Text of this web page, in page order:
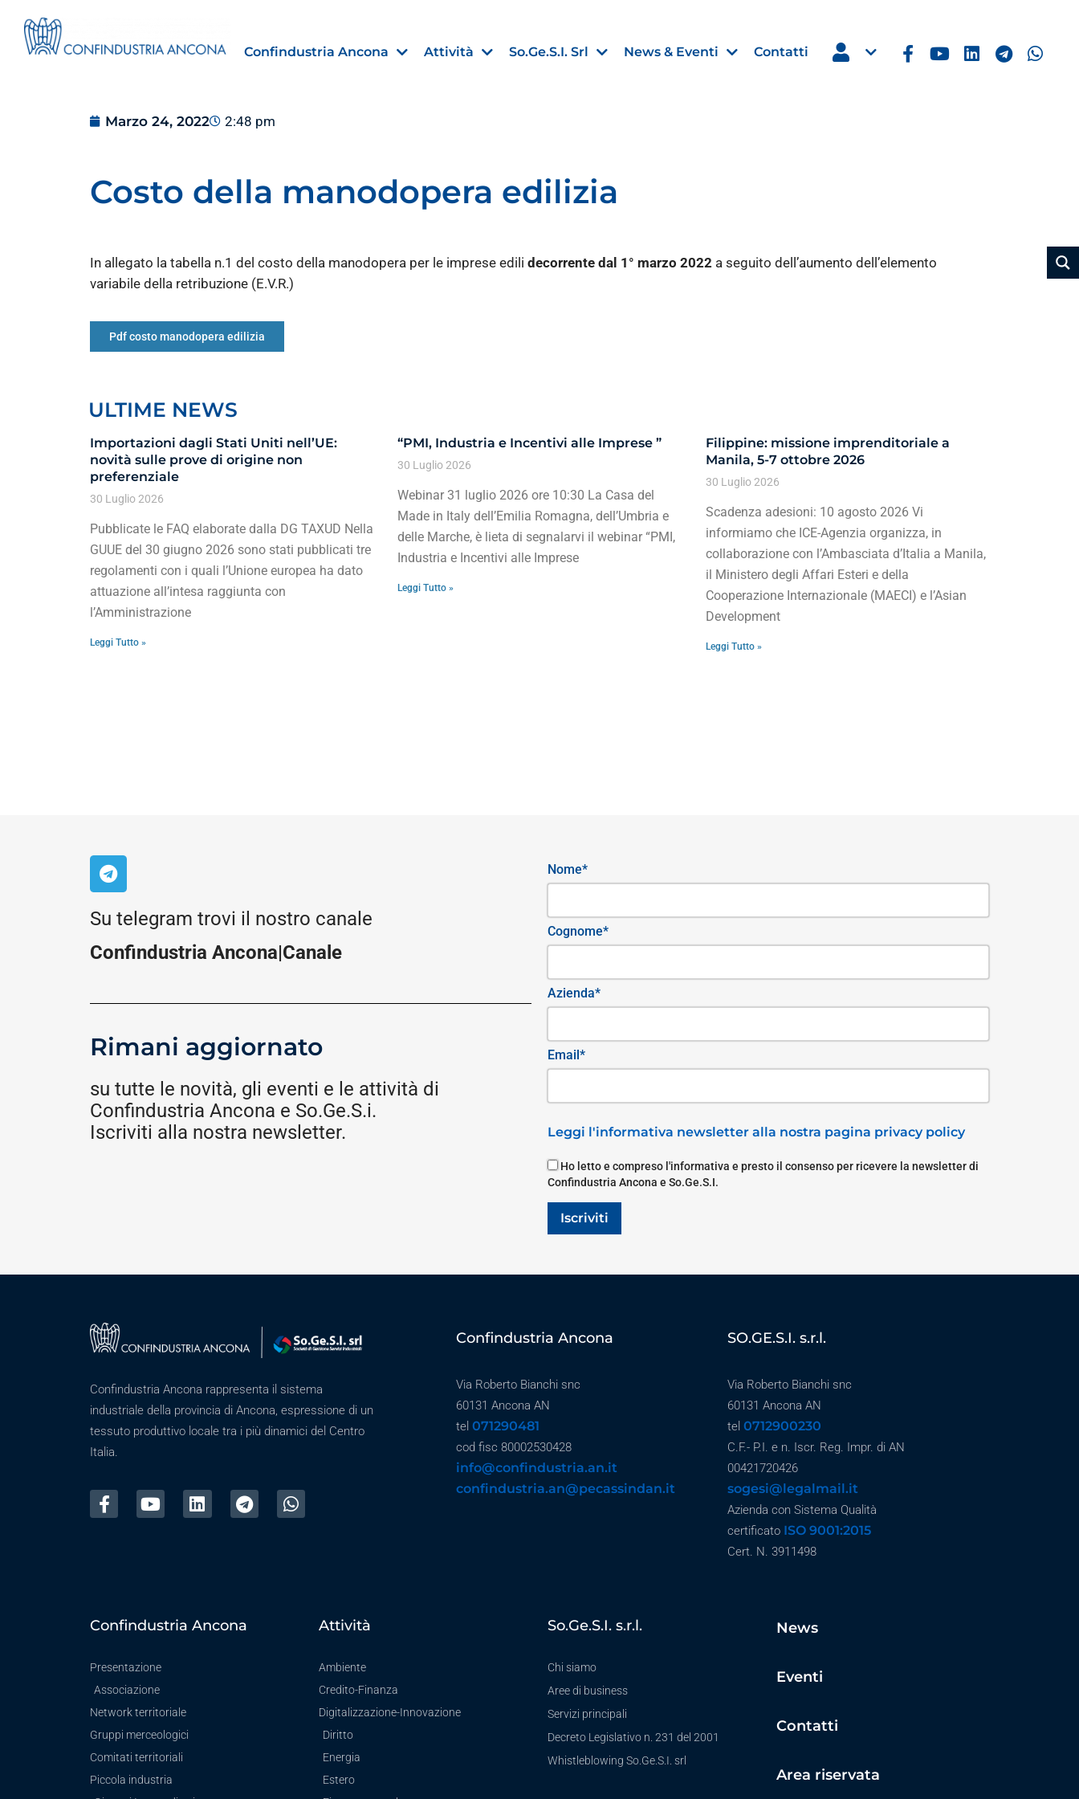
Confindustria Ancona Attività So.Ge.S.I. Srl News & Eventi
Estero
preferenziale
Leggi →
Finanza agevolata
30 Luglio 2026 30 Luglio 2026
Contatti
Marzo 24, 2022 2:48 pm
Costo della manodopera edilizia
In allegato la tabella n.1 del costo della manodopera per le imprese edili decorrente dal 1° marzo 2022 a seguito dell’aumento dell’elemento
variabile della retribuzione (E.V.R.)
Pdf costo manodopera edilizia
ULTIME NEWS
Importazioni dagli Stati Uniti nell’UE:
novità sulle prove di origine non
preferenziale
30 Luglio 2026
Pubblicate le FAQ elaborate dalla DG TAXUD Nella
GUUE del 30 giugno 2026 sono stati pubblicati tre
regolamenti con i quali l’Unione europea ha dato
attuazione all’intesa raggiunta con
l’Amministrazione
Leggi Tutto »
“PMI, Industria e Incentivi alle Imprese ”
30 Luglio 2026
Webinar 31 luglio 2026 ore 10:30 La Casa del
Made in Italy dell’Emilia Romagna, dell’Umbria e
delle Marche, è lieta di segnalarvi il webinar “PMI,
Industria e Incentivi alle Imprese
Leggi Tutto »
Filippine: missione imprenditoriale a
Manila, 5-7 ottobre 2026
30 Luglio 2026
Scadenza adesioni: 10 agosto 2026 Vi
informiamo che ICE-Agenzia organizza, in
collaborazione con l’Ambasciata d’Italia a Manila,
il Ministero degli Affari Esteri e della
Cooperazione Internazionale (MAECI) e l’Asian
Development
Leggi Tutto »
Su telegram trovi il nostro canale
Confindustria Ancona|Canale
Rimani aggiornato
su tutte le novità, gli eventi e le attività di
Confindustria Ancona e So.Ge.S.i.
Iscriviti alla nostra newsletter.
Nome*
Cognome*
Azienda*
Email*
Leggi l'informativa newsletter alla nostra pagina privacy policy
Ho letto e compreso l'informativa e presto il consenso per ricevere la newsletter di
Confindustria Ancona e So.Ge.S.I.
Iscriviti
Confindustria Ancona rappresenta il sistema
industriale della provincia di Ancona, espressione di un
tessuto produttivo locale tra i più dinamici del Centro
Italia.
Confindustria Ancona
Via Roberto Bianchi snc
60131 Ancona AN
tel 071290481
cod fisc 80002530428
info@confindustria.an.it
confindustria.an@pecassindan.it
SO.GE.S.I. s.r.l.
Via Roberto Bianchi snc
60131 Ancona AN
tel 0712900230
C.F.- P.I. e n. Iscr. Reg. Impr. di AN
00421720426
sogesi@legalmail.it
Azienda con Sistema Qualità
certificato ISO 9001:2015
Cert. N. 3911498
Confindustria Ancona
Presentazione
Associazione
Network territoriale
Gruppi merceologici
Comitati territoriali
Piccola industria
Attività
Ambiente
Credito-Finanza
Digitalizzazione-Innovazione
Diritto
Energia
Estero
So.Ge.S.I. s.r.l.
Chi siamo
Aree di business
Servizi principali
Decreto Legislativo n. 231 del 2001
Whistleblowing So.Ge.S.I. srl
News
Eventi
Contatti
Area riservata